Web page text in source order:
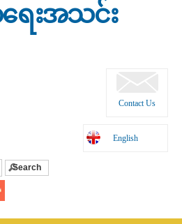
ေးအသင်း
Contact Us
English